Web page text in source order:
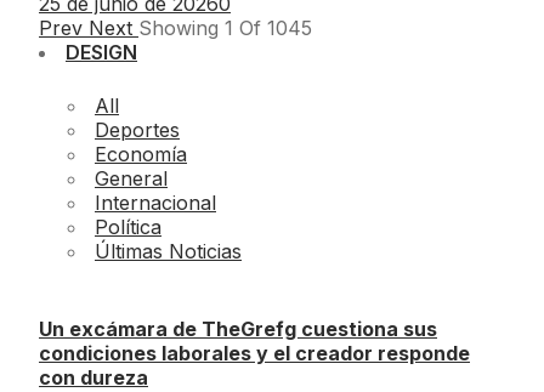
Prev Next Showing 1 Of 1045
DESIGN
All
Deportes
Economía
General
Internacional
Política
Últimas Noticias
Un excámara de TheGrefg cuestiona sus
condiciones laborales y el creador responde
con dureza